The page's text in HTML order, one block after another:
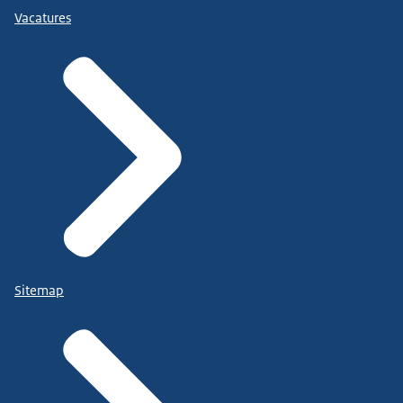
Vacatures
Sitemap